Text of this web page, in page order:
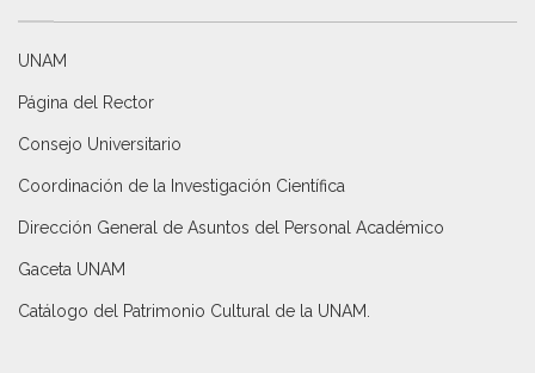
UNAM
Página del Rector
Consejo Universitario
Coordinación de la Investigación Científica
Dirección General de Asuntos del Personal Académico
Gaceta UNAM
Catálogo del Patrimonio Cultural de la UNAM.